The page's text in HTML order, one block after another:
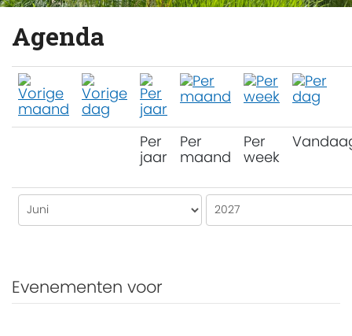
Agenda
Per
jaar
Per
maand
Per
week
Evenementen voor